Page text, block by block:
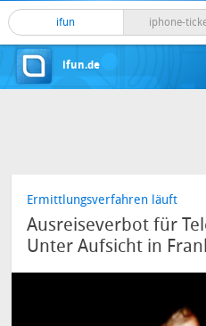
ifun iphone-
ifun.de
Ermittlungsverfahren läuft
Ausreiseverbot für
Unter Aufsicht in